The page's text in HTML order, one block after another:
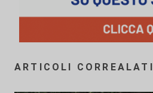
ARTICOLI CORREALATI